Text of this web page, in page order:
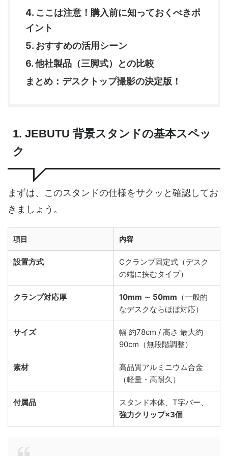
4. ここは注意！購入前に知っておくべきポ
イント
5. おすすめの活用シーン
6. 他社製品（三脚式）との比較
まとめ：デスクトップ撮影の決定版！
1. JEBUTU 背景スタンドの基本スペッ
ク
まずは、このスタンドの仕様をサクッと確認してお
きましょう。
項目 内容
設置方式
Cクランプ固定式（デスク
の端に挟むタイプ）
クランプ対応厚 10mm ～ 50mm （一般的
なデスクならほぼ対応）
サイズ
幅 約78cm / 高さ 最大約
90cm（無段階調整）
素材
高品質アルミニウム合金
（軽量・高耐久）
付属品
スタンド本体、T字バー、
強力クリップ×3個